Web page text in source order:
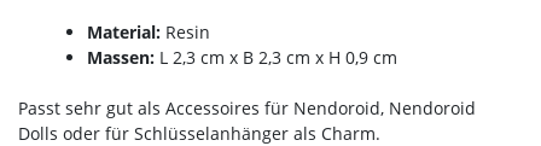
Material: Resin
Massen: L 2,3 cm x B 2,3 cm x H 0,9 cm
Passt sehr gut als Accessoires für Nendoroid, Nendoroid
Dolls oder für Schlüsselanhänger als Charm.